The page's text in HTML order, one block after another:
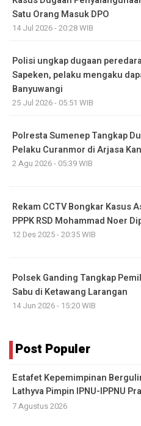
Satu Orang Masuk DPO
14 Jul 2026 - 20:28 WIB
Polisi ungkap dugaan
Sapeken, pelaku mengaku
Banyuwangi
25 Jul 2026 - 05:51 WIB
Polresta Sumenep Tangkap
Pelaku Curanmor di Arjasa
2 Agu 2026 - 05:39 WIB
Rekam CCTV Bongkar Kasus
PPPK RSD Mohammad Noer
12 Des 2025 - 20:35 WIB
Polsek Ganding Tangkap
Sabu di Ketawang Larangan
14 Jun 2026 - 15:20 WIB
Post Populer
Estafet Kepemimpinan
Lathyva Pimpin IPNU-IPPNU
7 Agustus 2026